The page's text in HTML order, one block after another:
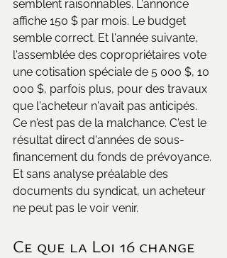
semblent raisonnables. L'annonce
affiche 150 $ par mois. Le budget
semble correct. Et l'année suivante,
l'assemblée des copropriétaires vote
une cotisation spéciale de 5 000 $, 10
000 $, parfois plus, pour des travaux
que l'acheteur n'avait pas anticipés.
Ce n'est pas de la malchance. C'est le
résultat direct d'années de sous-
financement du fonds de prévoyance.
Et sans analyse préalable des
documents du syndicat, un acheteur
ne peut pas le voir venir.
Ce que la Loi 16 change